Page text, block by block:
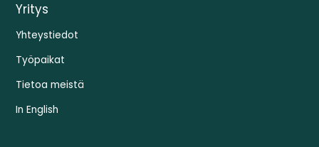
Yritys
Yhteystiedot
Työpaikat
Tietoa meistä
In English